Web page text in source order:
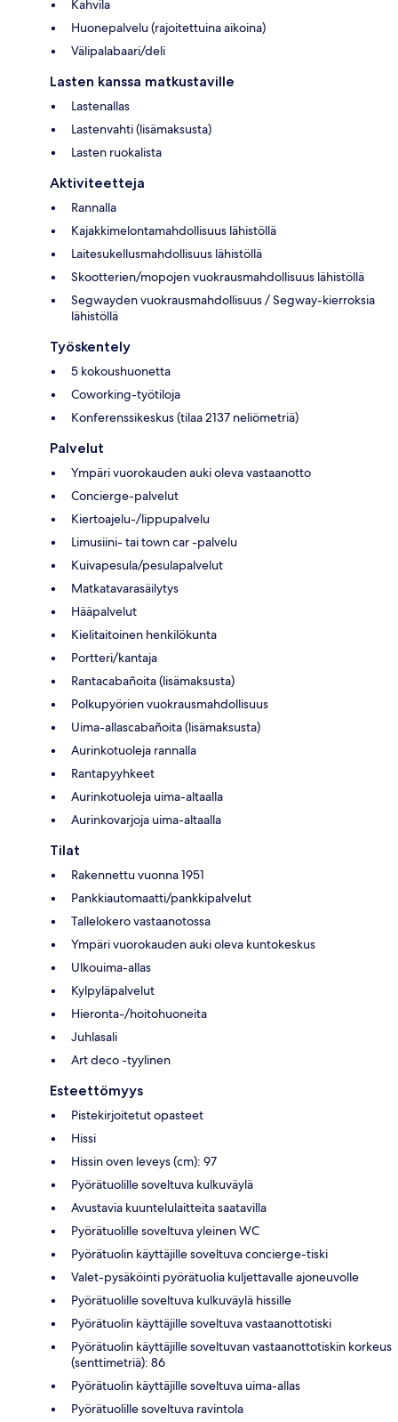
Kahvila
Huonepalvelu (rajoitettuina aikoina)
Välipalabaari/deli
Lasten kanssa matkustaville
Lastenallas
Lastenvahti (lisämaksusta)
Lasten ruokalista
Aktiviteetteja
Rannalla
Kajakkimelontamahdollisuus lähistöllä
Laitesukellusmahdollisuus lähistöllä
Skootterien/mopojen vuokrausmahdollisuus lähistöllä
Segwayden vuokrausmahdollisuus / Segway-kierroksia
lähistöllä
Työskentely
5 kokoushuonetta
Coworking-työtiloja
Konferenssikeskus (tilaa 2137 neliömetriä)
Palvelut
Ympäri vuorokauden auki oleva vastaanotto
Concierge-palvelut
Kiertoajelu-/lippupalvelu
Limusiini- tai town car -palvelu
Kuivapesula/pesulapalvelut
Matkatavarasäilytys
Hääpalvelut
Kielitaitoinen henkilökunta
Portteri/kantaja
Rantacabañoita (lisämaksusta)
Polkupyörien vuokrausmahdollisuus
Uima-allascabañoita (lisämaksusta)
Aurinkotuoleja rannalla
Rantapyyhkeet
Aurinkotuoleja uima-altaalla
Aurinkovarjoja uima-altaalla
Tilat
Rakennettu vuonna 1951
Pankkiautomaatti/pankkipalvelut
Tallelokero vastaanotossa
Ympäri vuorokauden auki oleva kuntokeskus
Ulkouima-allas
Kylpyläpalvelut
Hieronta-/hoitohuoneita
Juhlasali
Art deco -tyylinen
Esteettömyys
Pistekirjoitetut opasteet
Hissi
Hissin oven leveys (cm): 97
Pyörätuolille soveltuva kulkuväylä
Avustavia kuuntelulaitteita saatavilla
Pyörätuolille soveltuva yleinen WC
Pyörätuolin käyttäjille soveltuva concierge-tiski
Valet-pysäköinti pyörätuolia kuljettavalle ajoneuvolle
Pyörätuolille soveltuva kulkuväylä hissille
Pyörätuolin käyttäjille soveltuva vastaanottotiski
Pyörätuolin käyttäjille soveltuvan vastaanottotiskin korkeus
(senttimetriä): 86
Pyörätuolin käyttäjille soveltuva uima-allas
Pyörätuolille soveltuva ravintola